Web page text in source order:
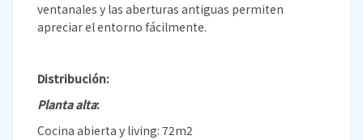
ventanales y las aberturas antiguas permiten
apreciar el entorno fácilmente.
Distribución:
Planta alta:
Cocina abierta y living: 72m2